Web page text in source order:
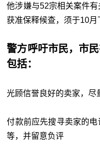
他涉嫌与52宗相关案件
获准保释候查，须于10月
警方呼吁市民，市
包括：
光顾信誉良好的卖家，尽
付款前应先搜寻卖家的
等，并留意负评